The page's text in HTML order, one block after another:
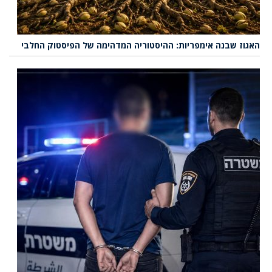
האגוז שבנה אימפריות: ההיסטוריה המדהימה של הפיסטוק החלבי